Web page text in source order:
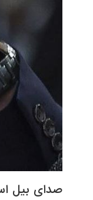
صدای بیل